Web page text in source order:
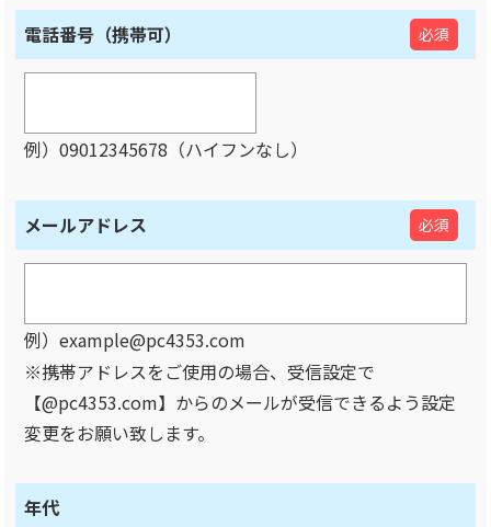
電話番号（携帯可） 必須
例）09012345678（ハイフンなし）
メールアドレス 必須
例）example@pc4353.com
※携帯アドレスをご使用の場合、受信設定で
【@pc4353.com】からのメールが受信できるよう設定
変更をお願い致します。
年代